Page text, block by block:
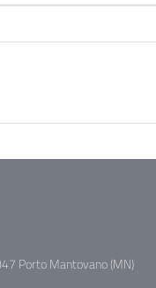
Porto Mantovano (MN)